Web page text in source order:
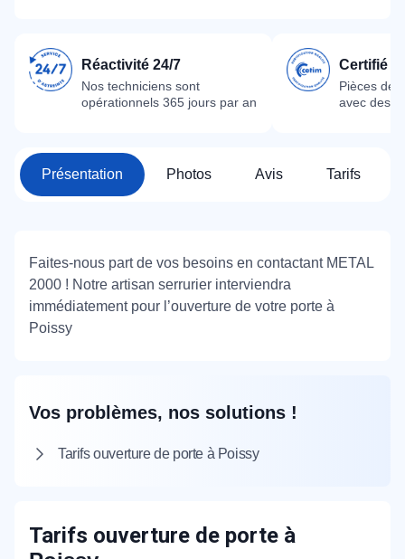
Réactivité 24/7
Nos techniciens sont
opérationnels 365 jours par an
Certifié
Pièces
avec des
Présentation Photos Avis Tarifs
Faites-nous part de vos besoins en contactant METAL
2000 ! Notre artisan serrurier interviendra
immédiatement pour l’ouverture de votre porte à
Poissy
Vos problèmes, nos solutions !
Tarifs ouverture de porte à Poissy
Tarifs ouverture de porte à